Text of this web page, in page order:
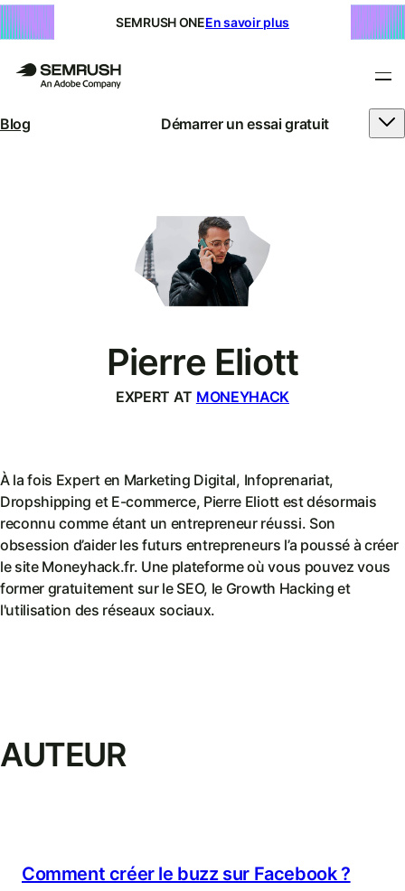
SEMRUSH ONEEn savoir plus
Blog Démarrer un essai gratuit
Pierre Eliott
EXPERT AT MONEYHACK
À la fois Expert en Marketing Digital, Infoprenariat,
Dropshipping et E-commerce, Pierre Eliott est désormais
reconnu comme étant un entrepreneur réussi. Son
obsession d’aider les futurs entrepreneurs l’a poussé à créer
le site Moneyhack.fr. Une plateforme où vous pouvez vous
former gratuitement sur le SEO, le Growth Hacking et
l'utilisation des réseaux sociaux.
AUTEUR
Comment créer le buzz sur Facebook ?